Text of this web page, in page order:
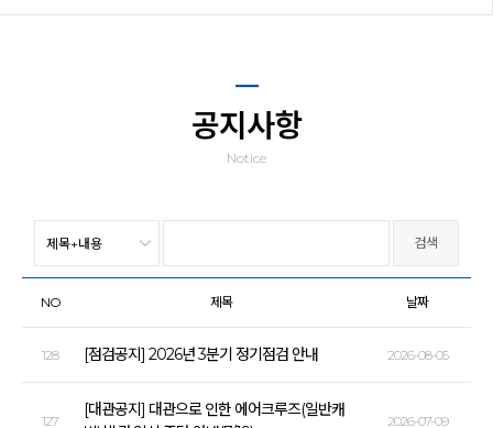
공지사항
Notice
NO 제목 날짜
128 [점검공지] 2026년 3분기 정기점검 안내 2026-08-05
127
[대관공지] 대관으로 인한 에어크루즈(일반캐
2026-07-09